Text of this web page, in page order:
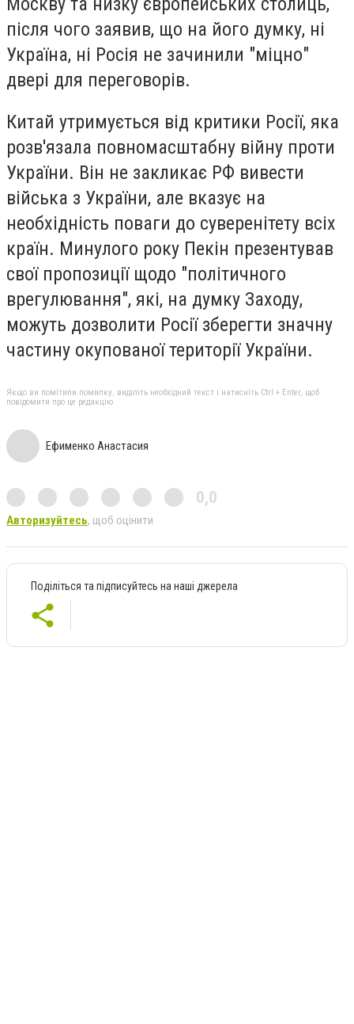
після чого заявив, що на його думку, ні
Україна, ні Росія не зачинили "міцно"
двері для переговорів.
Китай утримується від критики Росії, яка
розв'язала повномасштабну війну проти
України. Він не закликає РФ вивести
війська з України, але вказує на
необхідність поваги до суверенітету всіх
країн. Минулого року Пекін презентував
свої пропозиції щодо "політичного
врегулювання", які, на думку Заходу,
можуть дозволити Росії зберегти значну
частину окупованої території України.
Якщо ви помітили помилку, виділіть необхідний текст і натисніть Ctrl + Enter, щоб
повідомити про це редакцію
Ефименко Анастасия
0,0
Авторизуйтесь, щоб оцінити
Поділіться та підписуйтесь на наші джерела